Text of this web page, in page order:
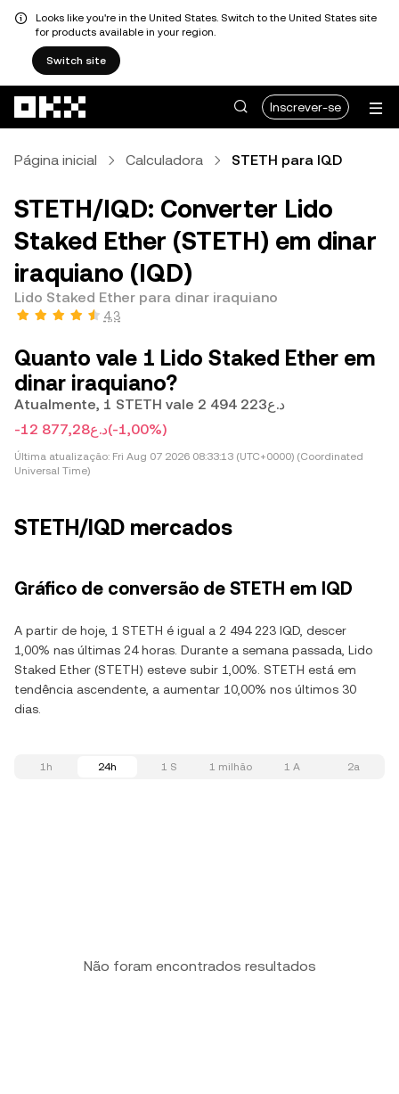
Looks like you're in the United States. Switch to the United States site
for products available in your region.
Switch site
Inscrever-se
Página inicial Calculadora STETH para IQD
STETH/IQD: Converter Lido
Staked Ether (STETH) em dinar
iraquiano (IQD)
Lido Staked Ether para dinar iraquiano
4,3
Quanto vale 1 Lido Staked Ether em
dinar iraquiano?
Atualmente, 1 STETH vale د.ع2 494 223
-د.ع12 877,28(-1,00%)
Última atualização: Fri Aug 07 2026 08:33:13 (UTC+0000) (Coordinated
Universal Time)
STETH/IQD mercados
Gráfico de conversão de STETH em IQD
A partir de hoje, 1 STETH é igual a 2 494 223 IQD, descer
1,00% nas últimas 24 horas. Durante a semana passada, Lido
Staked Ether (STETH) esteve subir 1,00%. STETH está em
tendência ascendente, a aumentar 10,00% nos últimos 30
dias.
1h 24h 1 S 1 milhão 1 A 2a
Não foram encontrados resultados